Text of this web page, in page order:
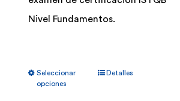
Nivel Fundamentos.
Seleccionar
opciones
Detalles